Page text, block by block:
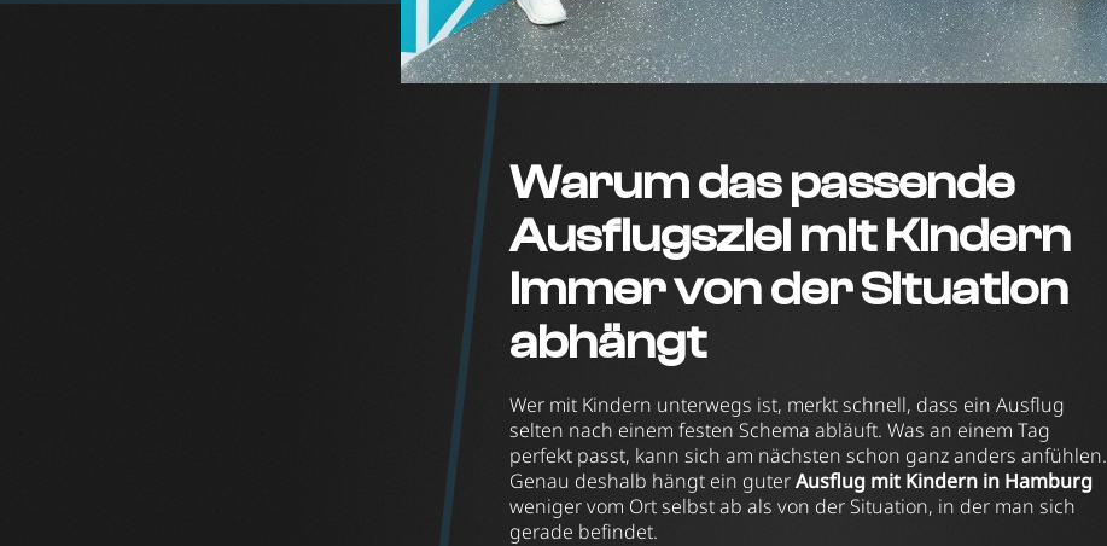
Warum das passende
Ausflugsziel mit Kindern
immer von der Situation
abhängt
Wer mit Kindern unterwegs ist, merkt schnell, dass ein Ausflug
selten nach einem festen Schema abläuft. Was an einem Tag
perfekt passt, kann sich am nächsten schon ganz anders anfühlen.
Genau deshalb hängt ein guterAusflug mit Kindern in Hamburg
weniger vom Ort selbst ab als von der Situation, in der man sich
gerade befindet.